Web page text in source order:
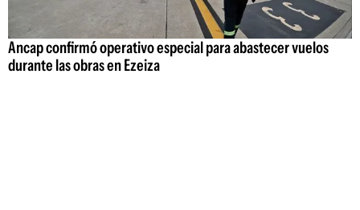
Ancap confirmó operativo especial para abastecer vuelos
durante las obras en Ezeiza